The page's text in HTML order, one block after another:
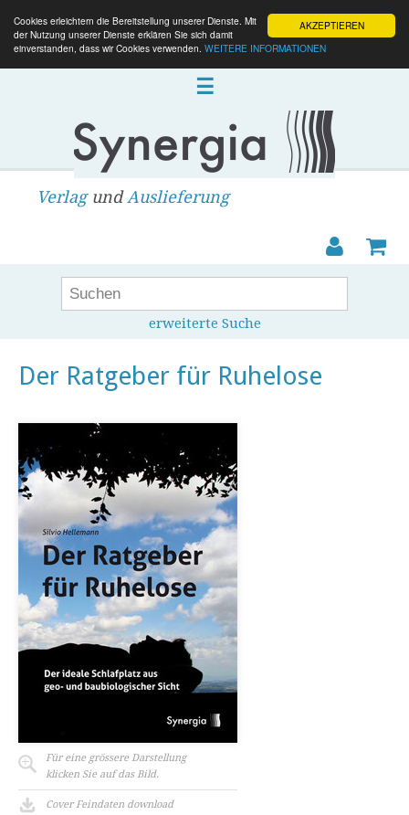
AKZEPTIEREN
Cookies erleichtern die Bereitstellung unserer Dienste. Mit
der Nutzung unserer Dienste erklären Sie sich damit
einverstanden, dass wir Cookies verwenden. WEITERE INFORMATIONEN
☰
VerlagundAuslieferung
erweiterte Suche
Der Ratgeber für Ruhelose
Für eine grössere Darstellung
klicken Sie auf das Bild.
Cover Feindaten download